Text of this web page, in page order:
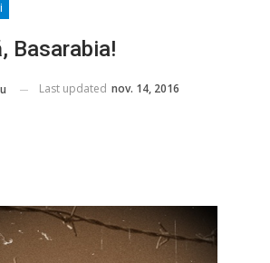
Basarabia!
Last updated nov. 14, 2016